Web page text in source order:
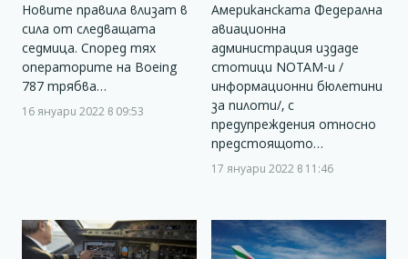
Новите правила влизат в
сила от следващата
седмица. Според тях
операторите на Boeing
787 трябва…
16 януари 2022 в 09:53
Американската Федерална
авиационна
администрация издаде
стотици NOTAM-и /
информационни бюлетини
за пилоти/, с
предупреждения относно
предстоящото…
17 януари 2022 в 11:46